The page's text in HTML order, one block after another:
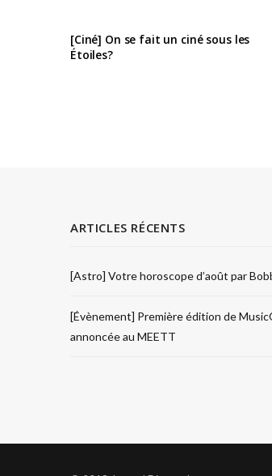
[Ciné] On se fait un ciné sous les
Étoiles?
ARTICLES RÉCENTS
[Astro] Votre horoscope d’août par
[Évènement] Première édition de
annoncée au MEETT